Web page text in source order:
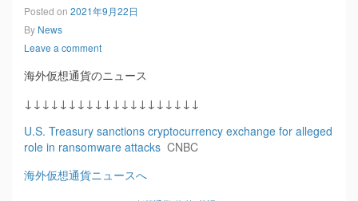
Posted on 2021年9月22日
By News
Leave a comment
海外仮想通貨のニュース
↓↓↓↓↓↓↓↓↓↓↓↓↓↓↓↓↓↓↓↓
U.S. Treasury sanctions cryptocurrency exchange for alleged
role in ransomware attacks CNBC
海外仮想通貨ニュースへ